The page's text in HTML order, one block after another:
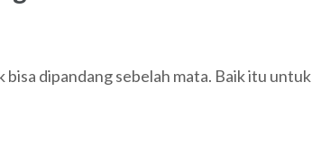
bisa dipandang sebelah mata. Baik itu untuk